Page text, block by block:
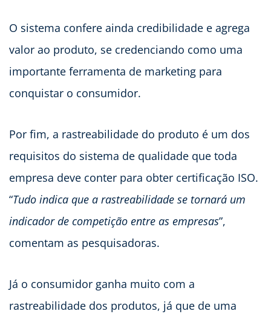
O sistema confere ainda credibilidade e agrega
valor ao produto, se credenciando como uma
importante ferramenta de marketing para
conquistar o consumidor.
Por fim, a rastreabilidade do produto é um dos
requisitos do sistema de qualidade que toda
empresa deve conter para obter certificação ISO.
“Tudo indica que a rastreabilidade se tornará um
indicador de competição entre as empresas”,
comentam as pesquisadoras.
Já o consumidor ganha muito com a
rastreabilidade dos produtos, já que de uma